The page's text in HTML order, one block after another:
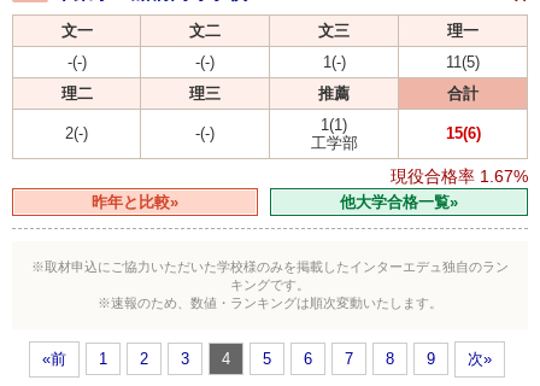
文一 文二 文三
理一
-(-)
-(-) 1(-)
11(5)
理二
理三 推薦 合計
2(-) -(-)
1(1)
工学部
15(6)
現役合格率 1.67%
昨年と比較» 他大学合格一覧»
※取材申込にご協力いただいた学校様のみを掲載したインターエデュ独自のラン
キングです。
※速報のため、数値・ランキングは順次変動いたします。
«前 1 2 3 4 5 6 7 8 9 次»